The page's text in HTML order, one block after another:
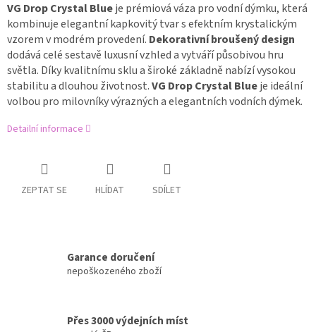
VG Drop Crystal Blueje prémiová váza pro vodní dýmku, která
kombinuje elegantní kapkovitý tvar s efektním krystalickým
vzorem v modrém provedení. Dekorativní broušený design
dodává celé sestavě luxusní vzhled a vytváří působivou hru
světla. Díky kvalitnímu sklu a široké základně nabízí vysokou
stabilitu a dlouhou životnost.VG Drop Crystal Blueje ideální
volbou pro milovníky výrazných a elegantních vodních dýmek.
Detailní informace
ZEPTAT SE HLÍDAT SDÍLET
Garance doručení
nepoškozeného zboží
Přes 3000 výdejních míst